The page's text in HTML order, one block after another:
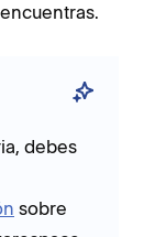
debes
sobre